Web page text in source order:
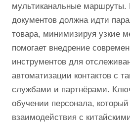
мультиканальные маршруты.
документов должна идти
товара, минимизируя узкие
помогает внедрение
инструментов для
автоматизации контактов с
службами и партнёрами.
обучении персонала, который
взаимодействия с